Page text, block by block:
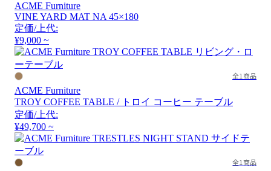
ACME Furniture
VINE YARD MAT NA 45×180
定価/上代:
¥9,000 ~
全1商品
ACME Furniture
TROY COFFEE TABLE / トロイ コーヒー テーブル
定価/上代:
¥49,700 ~
全1商品